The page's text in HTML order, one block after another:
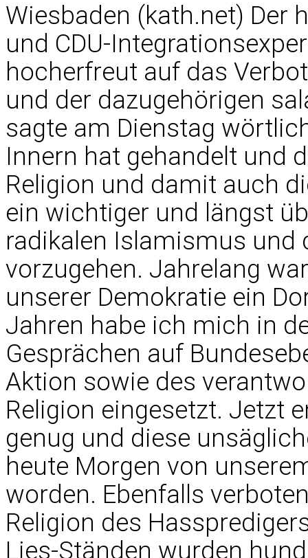
Wiesbaden (kath.net) Der
und CDU-
hocherfreut auf das
und der dazugehörigen
sagte am Dienstag
Innern hat gehandelt und
Religion und damit auch
ein wichtiger und längst
radikalen Islamismus und
vorzugehen. Jahrelang
unserer Demokratie ein
Jahren habe ich mich in
Gesprächen auf
Aktion sowie des
Religion eingesetzt. Jetzt
genug und diese
heute Morgen von
worden. Ebenfalls
Religion des
Lies-Ständen wurden